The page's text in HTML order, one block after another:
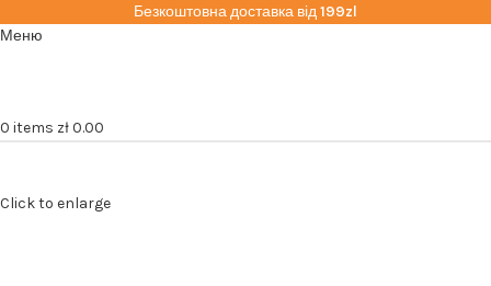
Безкоштовна доставка від199zl
Меню
0 items zł0.00
Click to enlarge